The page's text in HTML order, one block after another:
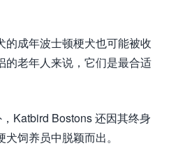
的成年波士顿梗犬也可能被收
的老年人来说，它们是最合适
Katbird Bostons 还因其终身
饲养员中脱颖而出。